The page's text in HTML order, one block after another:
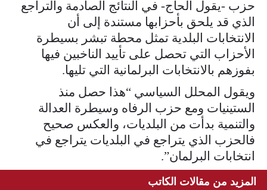
حزب -يقول الحاج- في النتائج الصادمة والتراجع
الذي قد يلحق بأحزابها مستندة إلى أن
الانتخابات البلدية تمثل محطة تبشر بسيطرة
الأحزاب التي تحصل على تأييد الناخبين فيها
بفوزهم بالانتخابات البرلمانية التي تليها.
ويقول المحلل السياسي “هذا حصل منذ
الستينيات ومع حزب الرفاه وسيطرة العدالة
والتنمية بدأت من البلديات، والعكس صحيح
فالحزب الذي يتراجع في البلديات يتراجع في
انتخابات البرلمان”.
المزيد من مقالات الكاتب